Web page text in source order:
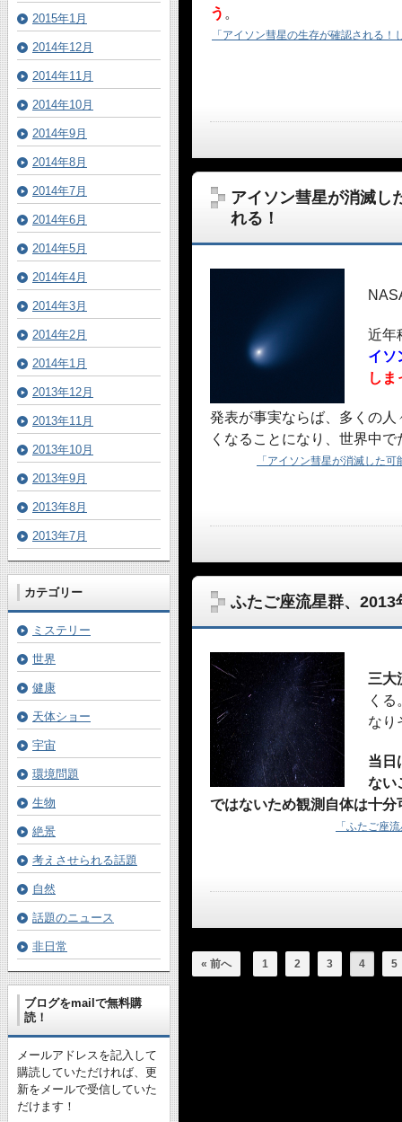
う 。
「アイソン彗星の生存が確認される
アイソン彗星が消滅し
れる！
近年
イソ
しま
発表が事実ならば、多くの
くなることになり、世界中
「アイソン彗星が消滅した
ふたご座流星群、
三大
く
なり
当日
ない
ではないため観測自体は十分
「ふたご座
« 前へ 1 2 3 4 5
2015年1月
2014年12月
2014年11月
2014年10月
2014年9月
2014年8月
2014年7月
2014年6月
2014年5月
2014年4月
2014年3月
2014年2月
2014年1月
2013年12月
2013年11月
2013年10月
2013年9月
2013年8月
2013年7月
カテゴリー
ミステリー
世界
健康
天体ショー
宇宙
環境問題
生物
絶景
考えさせられる話題
自然
話題のニュース
非日常
ブログをmailで無料購
読！
メールアドレスを記入して
購読していただければ、更
新をメールで受信していた
だけます！